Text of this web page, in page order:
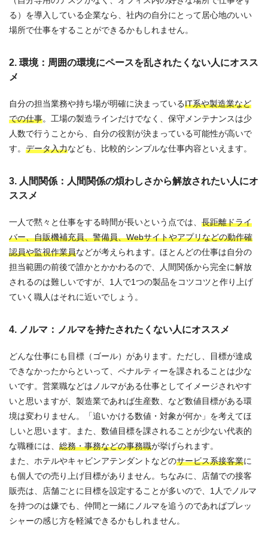
る）を導入している企業なら、社内の自分にとって居心地のいい
場所で仕事をすることができるかもしれません。
2. 環境：周囲の環境にペースを乱されたくない人にオスス
メ
自分の担当業務や持ち場が明確に決まっているIT系や製造業など
での仕事。工場の製造ラインだけでなく、保守メンテナンスは少
人数で行うことから、自分の役割が決まっている可能性が高いで
す。 データ入力なども、比較的シンプルな仕事内容といえます。
3. 人間関係：人間関係の煩わしさから解放されたい人にオ
ススメ
一人で黙々と仕事をする時間が長いという点では、 長距離ドライ
バー、自販機補充員、警備員、Webサイトやアプリなどの動作確
認員や監視作業員などが考えられます。ほとんどの仕事は自分の
担当範囲の前後で誰かとかかわるので、人間関係から完全に解放
されるのは難しいですが、1人で1つの製品をコツコツと作り上げ
ていく職人はそれに近いでしょう。
4. ノルマ：ノルマを持たされたくない人にオススメ
どんな仕事にも目標（ゴール）があります。ただし、目標が達成
できなかったからといって、ペナルティーを課されることは少な
いです。営業職などはノルマがある仕事としてイメージされやす
いと思いますが、製造業であれば生産数、など数値目標がある環
境は変わりません。「追いかける数値・対象が何か」を考えてほ
しいと思います。また、数値目標を課されることが少ない代表的
な職種には、 総務・事務などの事務職が挙げられます。
また、ホテルやキャビンアテンダントなどのサービス系接客業に
も個人での売り上げ目標がありません。ちなみに、店舗での接客
販売は、店舗ごとに目標を設定することが多いので、1人でノルマ
を持つのは嫌でも、仲間と一緒にノルマを追うのであればプレッ
シャーの感じ方を軽減できるかもしれません。